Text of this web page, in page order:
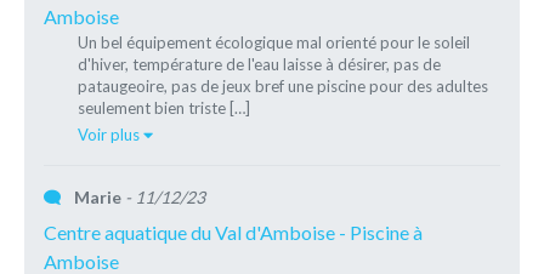
Amboise
Un bel équipement écologique mal orienté pour le soleil
d'hiver, température de l'eau laisse à désirer, pas de
pataugeoire, pas de jeux bref une piscine pour des adultes
seulement bien triste […]
Voir plus
Marie - 11/12/23
Centre aquatique du Val d'Amboise - Piscine à
Amboise